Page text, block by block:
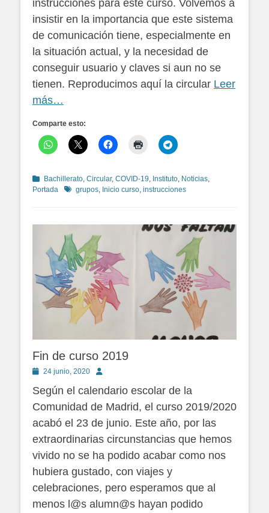
instrucciones para este curso. Volvemos a
insistir en la importancia que este sistema
de comunicación tiene, especialmente en
la situación actual, y la necesidad de
conseguir usuario y claves si aun no se
tienen. Reproducimos aquí la circular Leer
más…
Comparte esto:
Categorías
Bachillerato, Circular, COVID-19, Instituto, Noticias,
Portada
Etiquetas
grupos, Inicio curso, instrucciones
Fin de curso 2019
Publicado
24 junio, 2020 Autor
Según el calendario escolar de la
Comunidad de Madrid, el curso 2019/2020
acabó el 23 de junio. Este año, por las
extraordinarias circunstancias que hemos
vivido no se ha podido acabar como nos
hubiera gustado, con viajes y
celebraciones, pero esperamos que al
menos l@s alumn@s hayan podido